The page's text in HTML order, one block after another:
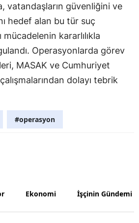
Muş
Niğde
Ordu
Rize
vatandaşların güvenliğini ve
hedef alan bu tür suç
kararlılıkla
Operasyonlarda görev
MASAK ve Cumhuriyet
dolayı tebrik
#operasyon
Ekonomi İşçinin Gündemi